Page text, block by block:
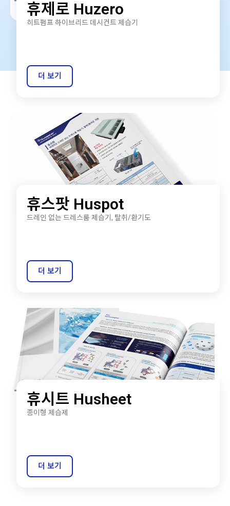
휴제로 Huzero
히트펌프 하이브리드 데시컨트 제습기
더 보기
휴스팟 Huspot
드레인 없는 드레스룸 제습기, 탈취/환기도
더 보기
휴시트 Husheet
종이형 제습제
더 보기